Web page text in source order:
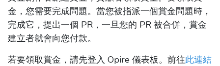
金，您需要完成問題。當您被指派一個賞金問題時，
完成它，提出一個 PR，一旦您的 PR 被合併，賞金
建立者就會向您付款。
若要領取賞金，請先登入 Opire 儀表板。前往此連結